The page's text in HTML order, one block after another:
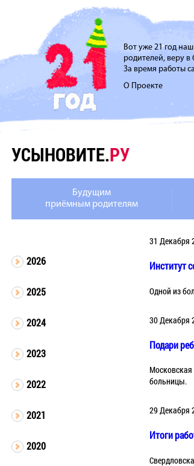
Вот уже 21 год
родителей, веру
За время работы
О Проекте
УСЫНОВИТЕ.РУ
Будущим
приёмным родителям
2026
2025
2024
2023
2022
2021
2020
31 Декабря
Институт
Одной из
30 Декабря
Подари
больницы.
29 Декабря
Итоги